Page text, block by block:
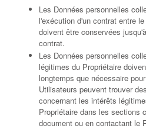
Les Données personnelles
l'exécution d'un contrat entre
doivent être conservées
contrat.
Les Données personnelles
légitimes du Propriétaire
longtemps que nécessaire
Utilisateurs peuvent trouver
concernant les intérêts
Propriétaire dans les sections
document ou en contactant le